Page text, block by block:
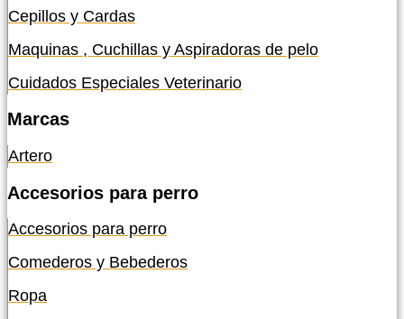
Cepillos y Cardas
Maquinas , Cuchillas y Aspiradoras de pelo
Cuidados Especiales Veterinario
Marcas
Artero
Accesorios para perro
Accesorios para perro
Comederos y Bebederos
Ropa